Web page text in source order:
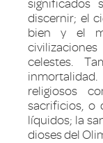
significados
discernir; el
bien y el
celestes.
religiosos
sacrificios, o
líquidos; la
dioses del